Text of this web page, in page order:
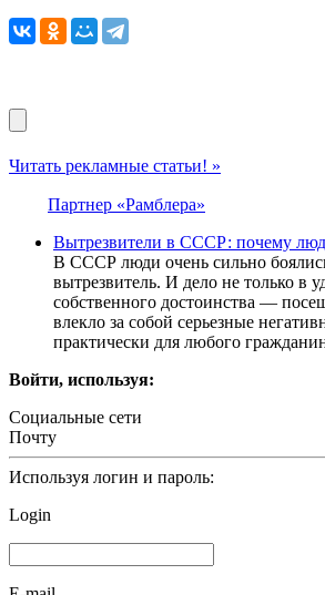
Читать рекламные статьи! »
Партнер «Рамблера»
Вытрезвители в СССР: почему
В СССР люди очень сильно
вытрезвитель. И дело не только в
собственного достоинства —
влекло за собой серьезные
практически для любого
Войти, используя:
Социальные сети
Почту
Используя логин и пароль:
Login